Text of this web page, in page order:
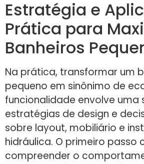
Estratégia e
Prática para
Banheiros
Na prática, transformar um
pequeno em sinônimo de
funcionalidade envolve uma
estratégias de design e
sobre layout, mobiliário e
hidráulica. O primeiro passo
compreender o